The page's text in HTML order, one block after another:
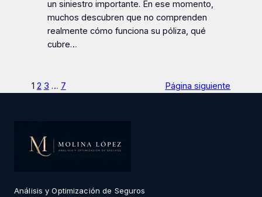
un siniestro importante. En ese momento,
muchos descubren que no comprenden
realmente cómo funciona su póliza, qué
cubre…
1 2 3 … 7 Página siguiente
Análisis y Optimización de Seguros